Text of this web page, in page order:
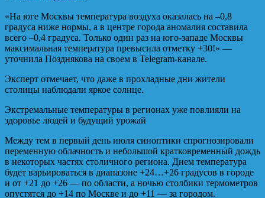
«На юге Москвы температура воздуха оказалась на –0,8
градуса ниже нормы, а в центре города аномалия составила
всего –0,4 градуса. Только один раз на юго-западе Москвы
максимальная температура превысила отметку +30!» —
уточнила Позднякова на своем в Telegram-канале.
Эксперт отмечает, что даже в прохладные дни жители
столицы наблюдали яркое солнце.
Экстремальные температуры в регионах уже повлияли на
здоровье людей и будущий урожай
Между тем в первый день июля синоптики спрогнозировали
переменную облачность и небольшой кратковременный дождь
в некоторых частях столичного региона. Днем температура
будет варьироваться в диапазоне +24…+26 градусов в городе
и от +21 до +26 — по области, а ночью столбики термометров
опустятся до +14 по Москве и до +11 — за городом.